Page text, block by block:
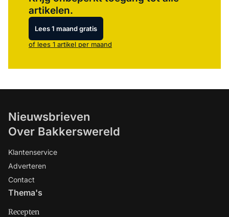
artikelen.
Lees 1 maand gratis
of lees 1 artikel per maand
Nieuwsbrieven
Over Bakkerswereld
Klantenservice
Adverteren
Contact
Thema's
Recepten